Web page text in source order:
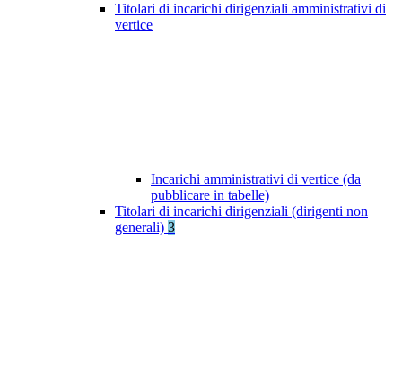
Titolari di incarichi dirigenziali amministrativi di
vertice
Incarichi amministrativi di vertice (da
pubblicare in tabelle)
Titolari di incarichi dirigenziali (dirigenti non
generali) 3